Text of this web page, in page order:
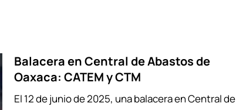
Balacera en Central de Abastos de
Oaxaca: CATEM y CTM
El 12 de junio de 2025, una balacera en Central de